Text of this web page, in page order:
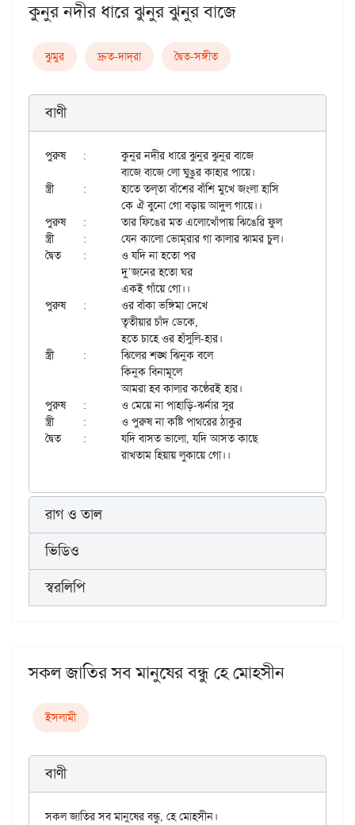
কুনুর নদীর ধারে ঝুনুর ঝুনুর বাজে
ঝুমুর দ্রুত-দাদ্‌রা দ্বৈত-সঙ্গীত
বাণী
পুরুষ	:	কুনুর নদীর ধারে ঝুনুর ঝুনুর বাজে
		বাজে বাজে লো ঘুঙুর কাহার পায়ে।
স্ত্রী	:	হাতে তল্‌তা বাঁশের বাঁশি মুখে জংলা হাসি
পুরুষ	:	তার ফিঙের মত এলোখোঁপায় ঝিঙেরি ফুল
স্ত্রী	:	যেন কালো ভোম্‌রার গা কালার ঝামর চুল।
দ্বৈত	:	ও যদি না হতো পর
		দু’জনের হতো ঘর
পুরুষ	:	ওর বাঁকা ভঙ্গিমা দেখে
		তৃতীয়ার চাঁদ ডেকে,
		হতে চাহে ওর হাঁসুলি-হার।
স্ত্রী	:	ঝিলের শঙ্খ ঝিনুক বলে
		কিনুক বিনামূলে
		আমরা হব কালার কণ্ঠেরই হার।
পুরুষ	:	ও মেয়ে না পাহাড়ি-ঝর্নার সুর
স্ত্রী	:	ও পুরুষ না কষ্টি পাথরের ঠাকুর
দ্বৈত	:	যদি বাসত ভালো, যদি আসত কাছে
রাগ ও তাল
ভিডিও
স্বরলিপি
সকল জাতির সব মানুষের বন্ধু হে মোহসীন
ইসলামী
বাণী
সকল জাতির সব মানুষের বন্ধু, হে মোহসীন।